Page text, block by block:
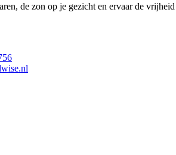
de zon op je gezicht en ervaar de